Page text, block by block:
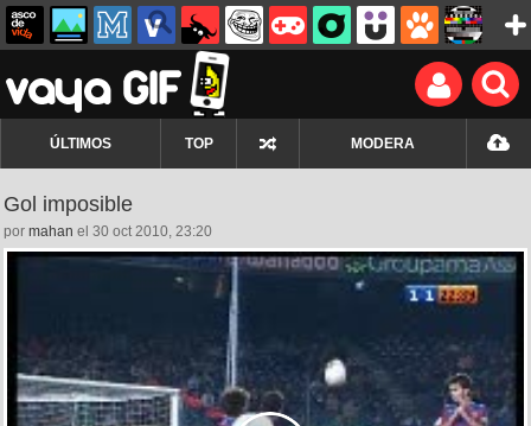
ÚLTIMOS TOP MODERA
Gol imposible
por mahan el 30 oct 2010, 23:20